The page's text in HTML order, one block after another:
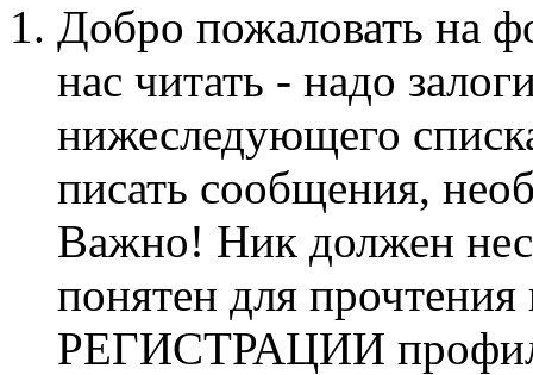
Добро пожаловать на
нас читать - надо
нижеследующего
писать сообщения,
Важно! Ник должен
понятен для
РЕГИСТРАЦИИ профиль